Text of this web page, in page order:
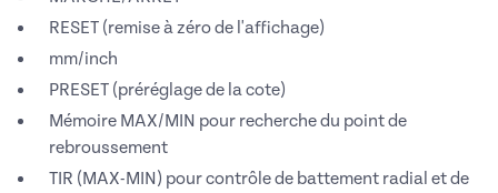
RESET (remise à zéro de l'affichage)
mm/inch
PRESET (préréglage de la cote)
Mémoire MAX/MIN pour recherche du point de
rebroussement
TIR (MAX-MIN) pour contrôle de battement radial et de